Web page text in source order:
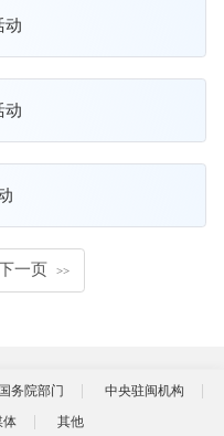
动
动
一页 >>
国务院部门
中央驻闽机构
体 其他